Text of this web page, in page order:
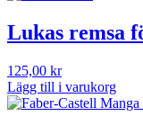
Lukas remsa
125,00 kr
Lägg till i varukorg